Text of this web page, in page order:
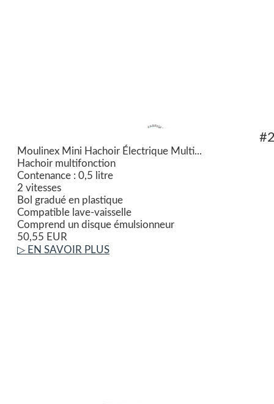
Moulinex Mini Hachoir Électrique Multi...
Hachoir multifonction
Contenance : 0,5 litre
2 vitesses
Bol gradué en plastique
Compatible lave-vaisselle
Comprend un disque émulsionneur
50,55 EUR
▷ EN SAVOIR PLUS